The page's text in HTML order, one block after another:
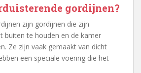
gordijnen?
zijn gordijnen die zijn
buiten te houden en de kamer
Ze zijn vaak gemaakt van dicht
een speciale voering die het